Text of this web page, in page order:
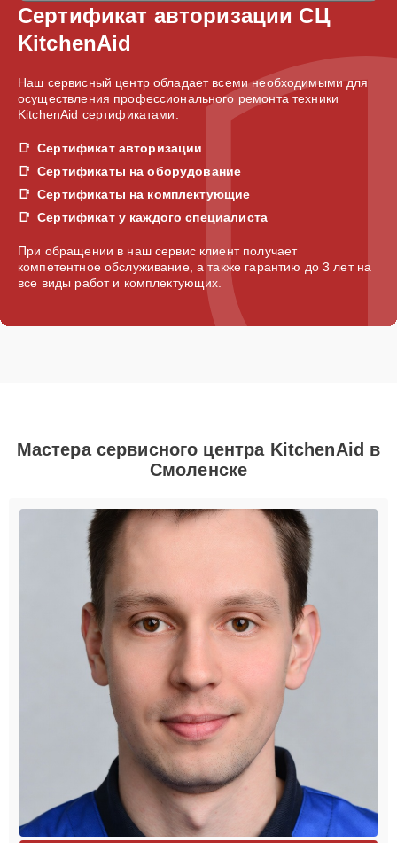
Сертификат авторизации СЦ
KitchenAid
Наш сервисный центр обладает всеми необходимыми для
осуществления профессионального ремонта техники
KitchenAid сертификатами:
Сертификат авторизации
Сертификаты на оборудование
Сертификаты на комплектующие
Сертификат у каждого специалиста
При обращении в наш сервис клиент получает
компетентное обслуживание, а также гарантию до 3 лет на
все виды работ и комплектующих.
Мастера сервисного центра KitchenAid в
Смоленске